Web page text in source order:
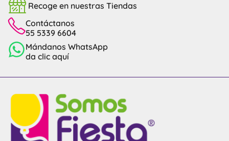
Recoge en nuestras Tiendas
Contáctanos
55 5339 6604
Mándanos WhatsApp
da clic aquí